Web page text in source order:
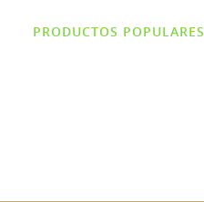
PRODUCTOS POPULARES